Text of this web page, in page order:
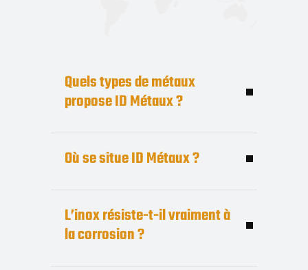
Quels types de métaux
propose ID Métaux ?
Où se situe ID Métaux ?
L’inox résiste-t-il vraiment à
la corrosion ?